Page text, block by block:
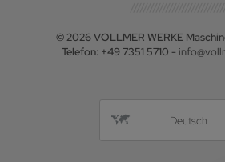
© 2026 VOLLMER WERKE
Telefon: +49 7351 5710 -
Deutsch